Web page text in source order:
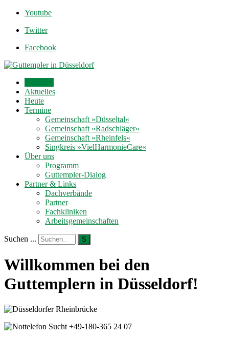
Youtube
Twitter
Facebook
Aktuelles
Heute
Termine
Gemeinschaft »Düsseltal«
Gemeinschaft »Radschläger«
Gemeinschaft »Rheinfels«
Singkreis »VielHarmonieCare«
Über uns
Programm
Guttempler-Dialog
Partner & Links
Dachverbände
Partner
Fachkliniken
Arbeitsgemeinschaften
Suchen ... S
Willkommen bei den
Guttemplern in Düsseldorf!